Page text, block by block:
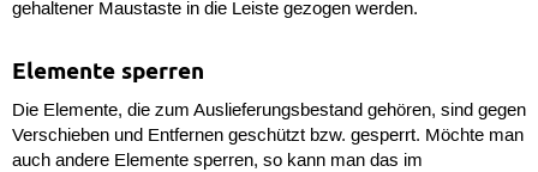
gehaltener Maustaste in die Leiste gezogen werden.
Elemente sperren
Die Elemente, die zum Auslieferungsbestand gehören, sind gegen
Verschieben und Entfernen geschützt bzw. gesperrt. Möchte man
auch andere Elemente sperren, so kann man das im